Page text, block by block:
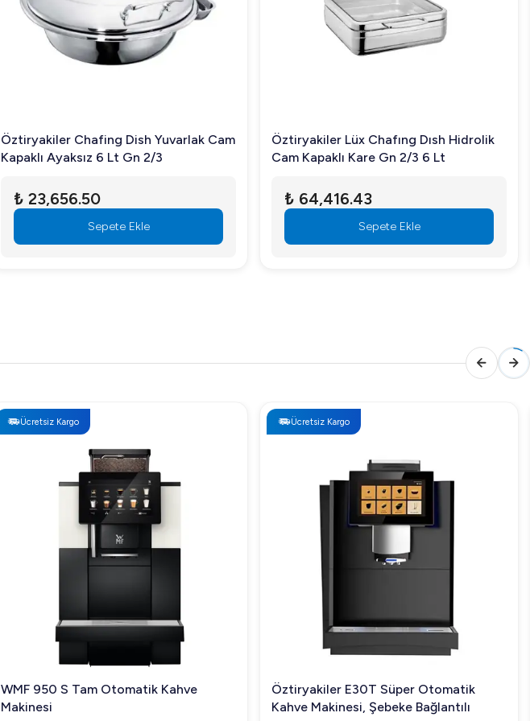
Öztiryakiler Chafing Dish Yuvarlak Cam
Kapaklı Ayaksız 6 Lt Gn 2/3
₺ 23,656.50
Sepete Ekle
Öztiryakiler Lüx Chafıng Dısh Hidrolik
Cam Kapaklı Kare Gn 2/3 6 Lt
₺ 64,416.43
Sepete Ekle
Ücretsiz Kargo
WMF 950 S Tam Otomatik Kahve
Makinesi
Ücretsiz Kargo
Öztiryakiler E30T Süper Otomatik
Kahve Makinesi, Şebeke Bağlantılı